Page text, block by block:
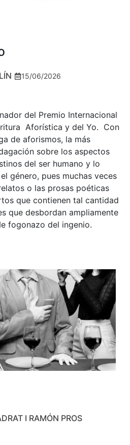
15/06/2026
del Premio Internacional
Aforística y del Yo. Con
de aforismos, la más
sobre los aspectos
del ser humano y lo
género, pues muchas veces
o las prosas poéticas
que contienen tal cantidad
que desbordan ampliamente
fogonazo del ingenio.
I RAMÓN PROS